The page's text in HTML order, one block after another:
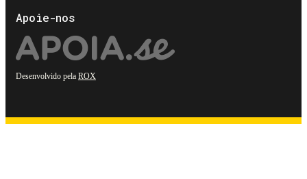
Apoie-nos
Desenvolvido pela ROX